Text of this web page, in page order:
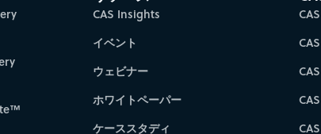
CAS Insights
イベント
ウェビナー
ホワイトペーパー
ケーススタディ